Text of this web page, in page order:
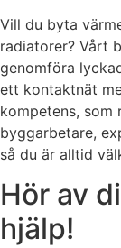
Vill du byta
radiatorer? Vårt
genomföra
ett kontaktnät
kompetens, som
byggarbetare,
så du är alltid
Hör av
hjälp!